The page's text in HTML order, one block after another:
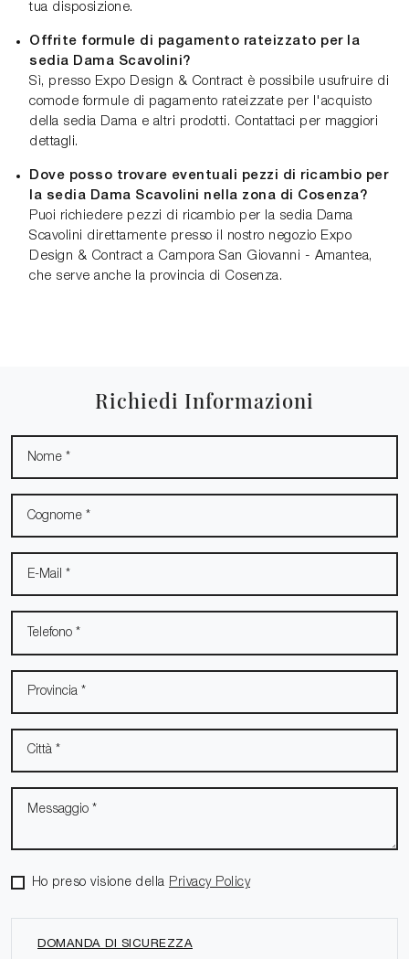
tua disposizione.
Offrite formule di pagamento rateizzato per la
sedia Dama Scavolini?
Sì, presso Expo Design & Contract è possibile usufruire di
comode formule di pagamento rateizzate per l'acquisto
della sedia Dama e altri prodotti. Contattaci per maggiori
dettagli.
Dove posso trovare eventuali pezzi di ricambio per
la sedia Dama Scavolini nella zona di Cosenza?
Puoi richiedere pezzi di ricambio per la sedia Dama
Scavolini direttamente presso il nostro negozio Expo
Design & Contract a Campora San Giovanni - Amantea,
che serve anche la provincia di Cosenza.
Richiedi Informazioni
Ho preso visione della Privacy Policy
DOMANDA DI SICUREZZA